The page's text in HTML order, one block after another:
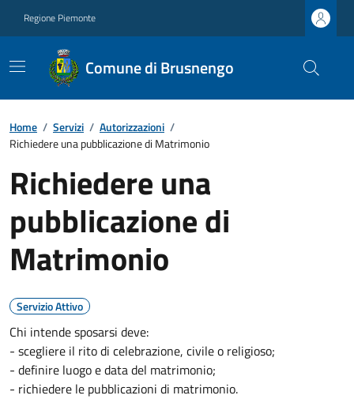
Regione Piemonte
Comune di Brusnengo
Home / Servizi / Autorizzazioni /
Richiedere una pubblicazione di Matrimonio
Richiedere una
pubblicazione di
Matrimonio
Servizio Attivo
Chi intende sposarsi deve:
- scegliere il rito di celebrazione, civile o religioso;
- definire luogo e data del matrimonio;
- richiedere le pubblicazioni di matrimonio.